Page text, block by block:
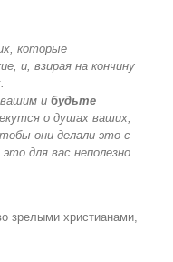
которые
и, взирая на кончину
вашим и будьте
о душах ваших,
они делали это с
для вас неполезно.
зрелыми христианами,